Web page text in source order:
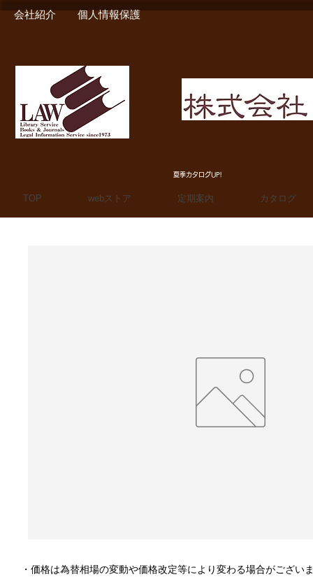
会社紹介 個人情報保護
夏季カタログUP!
TOP webストア 定期案内 カタログ
・価格は為替相場の変動や価格改定等により変わる場合がござい